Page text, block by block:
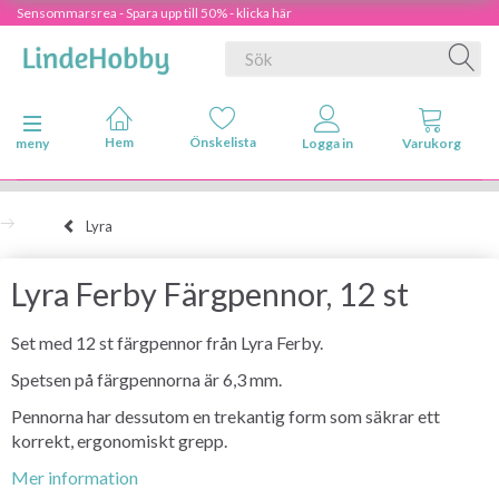
Sensommarsrea - Spara upp till 50% - klicka här
Ändra navigering
meny
Lyra
Lyra Ferby Färgpennor, 12 st
Set med 12 st färgpennor från Lyra Ferby.
Spetsen på färgpennorna är 6,3 mm.
Pennorna har dessutom en trekantig form som säkrar ett
korrekt, ergonomiskt grepp.
Mer information